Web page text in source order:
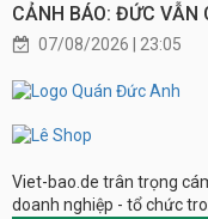
CẢNH BÁO: ĐỨC VẪN
07/08/2026 | 23:05
Viet-bao.de trân trọng
doanh nghiệp - tổ chức